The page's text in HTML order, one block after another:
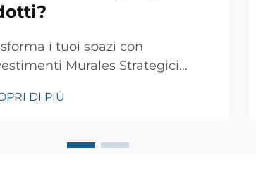
i tuoi spazi con
Murales Strategici
ridotti affascina da
di case. Tra le numerose
DI PIÙ